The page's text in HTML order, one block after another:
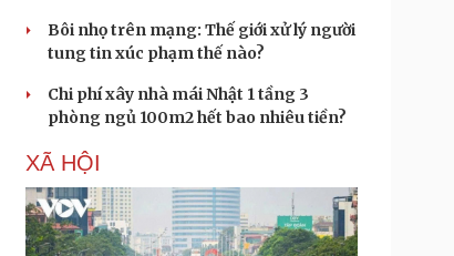
Bôi nhọ trên mạng: Thế giới xử lý người
tung tin xúc phạm thế nào?
Chi phí xây nhà mái Nhật 1 tầng 3
phòng ngủ 100m2 hết bao nhiêu tiền?
XÃ HỘI